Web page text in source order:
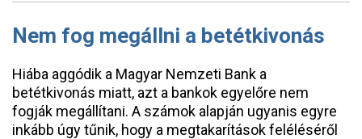
Nem fog megállni a betétkivonás
Hiába aggódik a Magyar Nemzeti Bank a
betétkivonás miatt, azt a bankok egyelőre nem
fogják megállítani. A számok alapján ugyanis egyre
inkább úgy tűnik, hogy a megtakarítások feléléséről